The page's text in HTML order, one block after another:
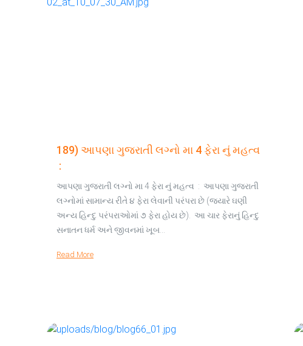
189) આપણા ગુજરાતી લગ્નો મા 4 ફેરા નું મહત્વ
:
આપણા ગુજરાતી લગ્નો મા 4 ફેરા નું મહત્વ : આપણા ગુજરાતી
લગ્નોમાં સામાન્ય રીતે ૪ ફેરા લેવાની પરંપરા છે (જ્યારે ઘણી
અન્ય હિન્દુ પરંપરાઓમાં ૭ ફેરા હોય છે). આ ચાર ફેરાનું હિન્દુ
સનાતન ધર્મ અને જીવનમાં ખૂબ…
Read More